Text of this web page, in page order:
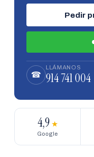
Pedir
☎
LLÁMANOS
914 741 004
4,9 ★
Google